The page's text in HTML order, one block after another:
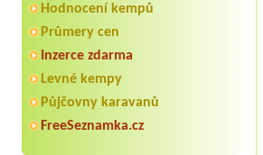
Hodnocení kempů
Průmery cen
Inzerce zdarma
Levné kempy
Půjčovny karavanů
FreeSeznamka.cz